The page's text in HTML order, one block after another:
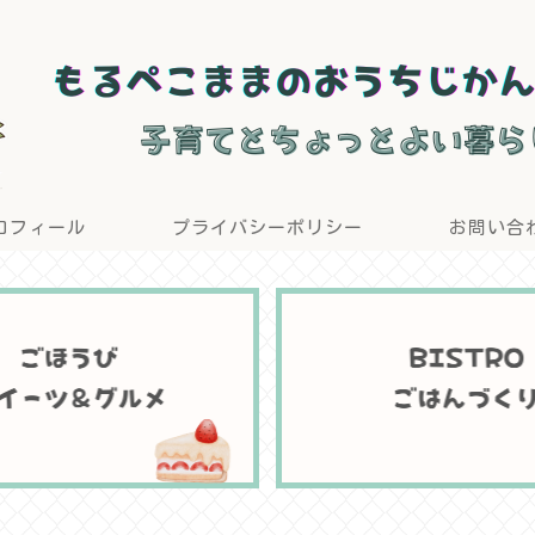
フィール プライバシーポリシー お問い合